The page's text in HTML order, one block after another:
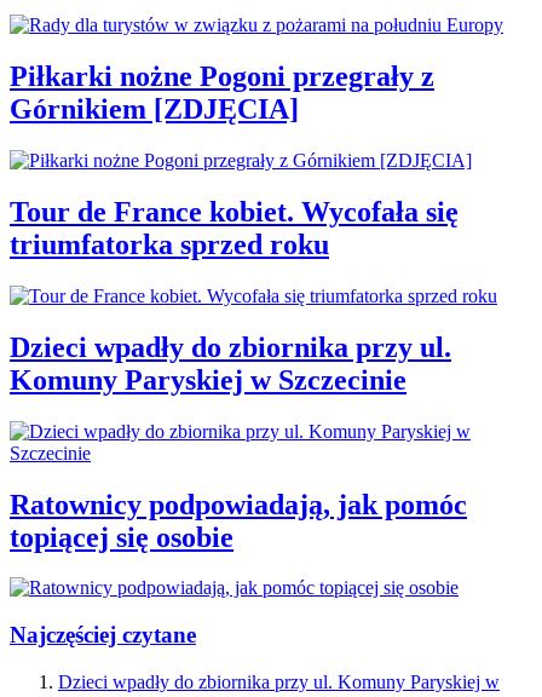
Piłkarki nożne Pogoni przegrały z
Górnikiem [ZDJĘCIA]
Tour de France kobiet. Wycofała się
triumfatorka sprzed roku
Dzieci wpadły do zbiornika przy ul.
Komuny Paryskiej w Szczecinie
Ratownicy podpowiadają, jak pomóc
topiącej się osobie
Najczęściej czytane
Dzieci wpadły do zbiornika przy ul. Komuny Paryskiej w